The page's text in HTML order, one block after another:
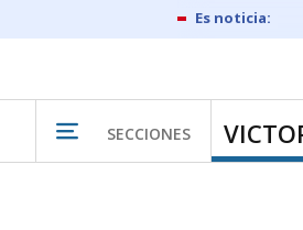
SECCIONES